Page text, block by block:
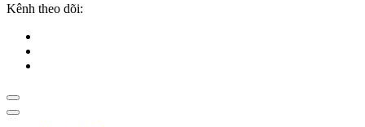
Kênh theo dõi: